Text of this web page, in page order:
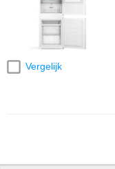
Vergelijk